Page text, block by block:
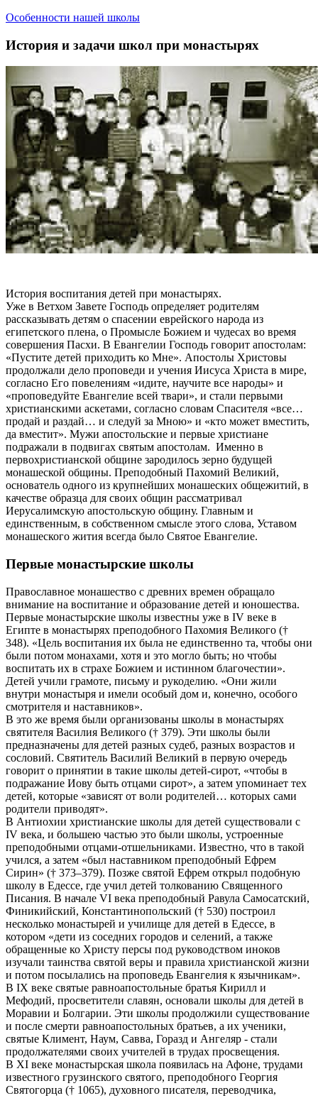
Особенности нашей школы
История и задачи школ при монастырях
История воспитания детей при монастырях.
Уже в Ветхом Завете Господь определяет родителям
рассказывать детям о спасении еврейского народа из
египетского плена, о Промысле Божием и чудесах во время
совершения Пасхи. В Евангелии Господь говорит апостолам:
«Пустите детей приходить ко Мне». Апостолы Христовы
продолжали дело проповеди и учения Иисуса Христа в мире,
согласно Его повелениям «идите, научите все народы» и
«проповедуйте Евангелие всей твари», и стали первыми
христианскими аскетами, согласно словам Спасителя «все…
продай и раздай… и следуй за Мною» и «кто может вместить,
да вместит». Мужи апостольские и первые христиане
подражали в подвигах святым апостолам. Именно в
первохристианской общине зародилось зерно будущей
монашеской общины. Преподобный Пахомий Великий,
основатель одного из крупнейших монашеских общежитий, в
качестве образца для своих общин рассматривал
Иерусалимскую апостольскую общину. Главным и
единственным, в собственном смысле этого слова, Уставом
монашеского жития всегда было Святое Евангелие.
Первые монастырские школы
Православное монашество с древних времен обращало
внимание на воспитание и образование детей и юношества.
Первые монастырские школы известны уже в IV веке в
Египте в монастырях преподобного Пахомия Великого (†
348). «Цель воспитания их была не единственно та, чтобы они
были потом монахами, хотя и это могло быть; но чтобы
воспитать их в страхе Божием и истинном благочестии».
Детей учили грамоте, письму и рукоделию. «Они жили
внутри монастыря и имели особый дом и, конечно, особого
смотрителя и наставников».
В это же время были организованы школы в монастырях
святителя Василия Великого († 379). Эти школы были
предназначены для детей разных судеб, разных возрастов и
сословий. Святитель Василий Великий в первую очередь
говорит о принятии в такие школы детей-сирот, «чтобы в
подражание Иову быть отцами сирот», а затем упоминает тех
детей, которые «зависят от воли родителей… которых сами
родители приводят».
В Антиохии христианские школы для детей существовали с
IV века, и большею частью это были школы, устроенные
преподобными отцами-отшельниками. Известно, что в такой
учился, а затем «был наставником преподобный Ефрем
Сирин» († 373–379). Позже святой Ефрем открыл подобную
школу в Едессе, где учил детей толкованию Священного
Писания. В начале VI века преподобный Равула Самосатский,
Финикийский, Константинопольский († 530) построил
несколько монастырей и училище для детей в Едессе, в
котором «дети из соседних городов и селений, а также
обращенные ко Христу персы под руководством иноков
изучали таинства святой веры и правила христианской жизни
и потом посылались на проповедь Евангелия к язычникам».
В IX веке святые равноапостольные братья Кирилл и
Мефодий, просветители славян, основали школы для детей в
Моравии и Болгарии. Эти школы продолжили существование
и после смерти равноапостольных братьев, а их ученики,
святые Климент, Наум, Савва, Горазд и Ангеляр - стали
продолжателями своих учителей в трудах просвещения.
В XI веке монастырская школа появилась на Афоне, трудами
известного грузинского святого, преподобного Георгия
Cвятогорца († 1065), духовного писателя, переводчика,